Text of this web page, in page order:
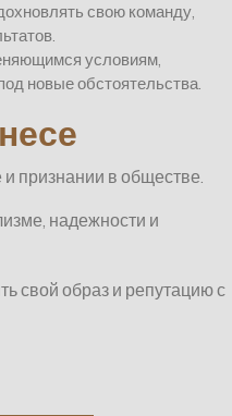
свою команду,
условиям,
новые обстоятельства.
признании в обществе.
надежности и
свой образ и репутацию с